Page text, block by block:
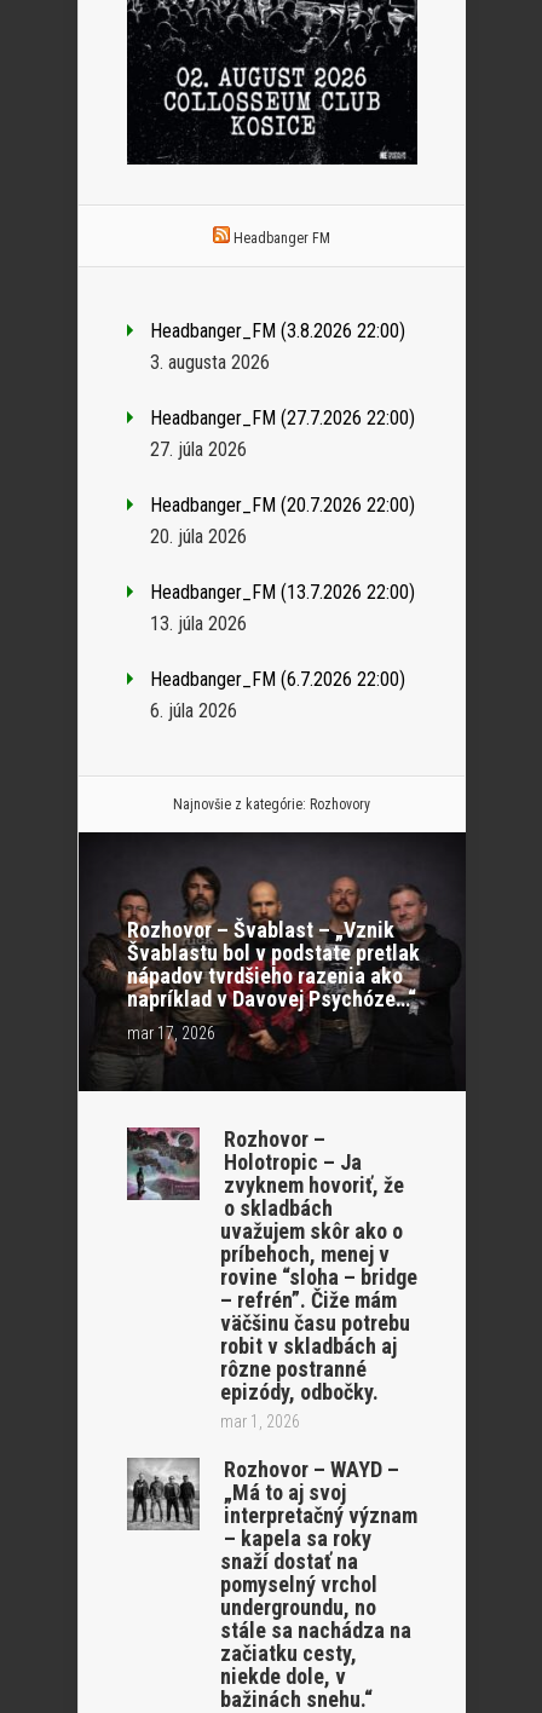
Headbanger FM
Headbanger_FM (3.8.2026 22:00)
3. augusta 2026
Headbanger_FM (27.7.2026 22:00)
27. júla 2026
Headbanger_FM (20.7.2026 22:00)
20. júla 2026
Headbanger_FM (13.7.2026 22:00)
13. júla 2026
Headbanger_FM (6.7.2026 22:00)
6. júla 2026
Najnovšie z kategórie: Rozhovory
Rozhovor – Švablast – „Vznik
Švablastu bol v podstate pretlak
nápadov tvrdšieho razenia ako
napríklad v Davovej Psychóze…“
mar 17, 2026
Rozhovor –
Holotropic – Ja
zvyknem hovoriť, že
o skladbách
uvažujem skôr ako o
príbehoch, menej v
rovine “sloha – bridge
– refrén”. Čiže mám
väčšinu času potrebu
robit v skladbách aj
rôzne postranné
epizódy, odbočky.
mar 1, 2026
Rozhovor – WAYD –
„Má to aj svoj
interpretačný význam
– kapela sa roky
snaží dostať na
pomyselný vrchol
undergroundu, no
stále sa nachádza na
začiatku cesty,
niekde dole, v
bažinách snehu.“